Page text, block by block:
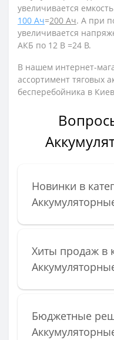
увеличивается
100 Ач=200 Ач. А при
увеличивается
АКБ по 12 В =24 В.
В нашем интернет-
ассортимент тяговых
бесперебойника в
Новинки в
Хиты продаж в
Бюджетные